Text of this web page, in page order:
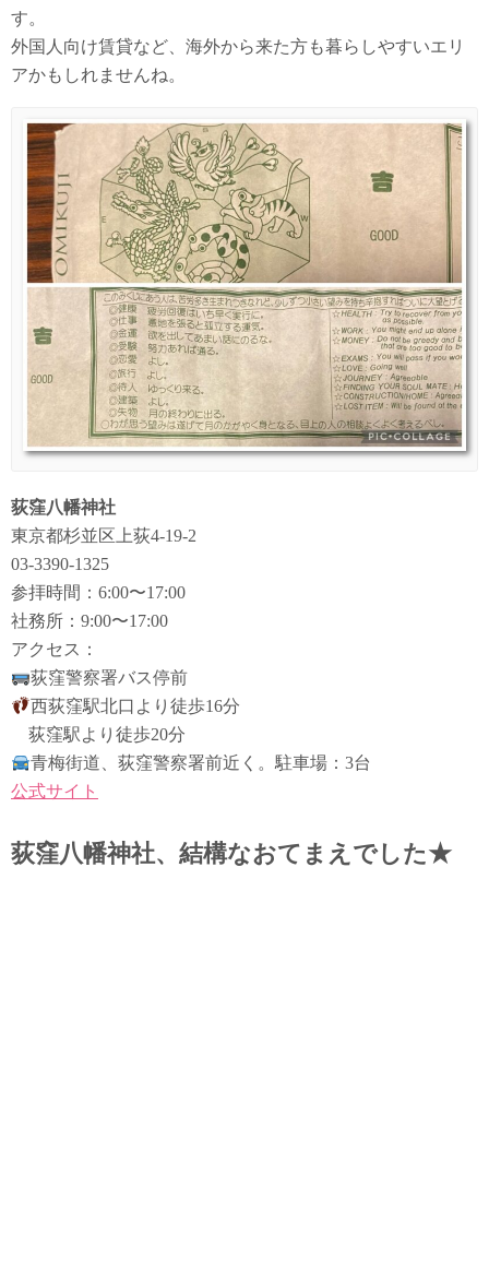
す。
外国人向け賃貸など、海外から来た方も暮らしやすいエリ
アかもしれませんね。
荻窪八幡神社
東京都杉並区上荻4-19-2
03-3390-1325
参拝時間：6:00〜17:00
社務所：9:00〜17:00
アクセス：
荻窪警察署バス停前
西荻窪駅北口より徒歩16分
荻窪駅より徒歩20分
青梅街道、荻窪警察署前近く。駐車場：3台
公式サイト
荻窪八幡神社、結構なおてまえでした★